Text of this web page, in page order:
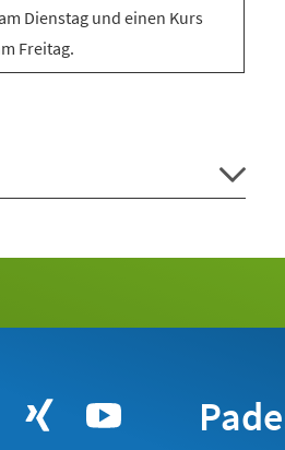
Dienstag und einen Kurs
Freitag.